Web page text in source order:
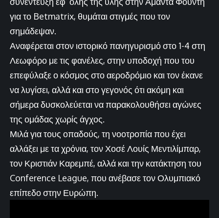
για το Betmatrix, θυμάται στιγμές που τον
σημάδεψαν.
Αναφέρεται στον ιστορικό πανηγυρισμό στο 1-4 στη
Λεωφόρο με τις φανέλες, στην υποδοχή που του
επεφύλαξε ο κόσμος στο αεροδρόμιο και τον έκανε
να λυγίσει, αλλά και στο γεγονός ότι ακόμη και
σήμερα δυσκολεύεται να παρακολουθήσει αγώνες
της ομάδας χωρίς άγχος.
Μιλά για τους οπαδούς, τη νοοτροπία που έχει
αλλάξει με τα χρόνια, τον Χοσέ Λουίς Μεντιλίμπαρ,
τον Κριστιάν Καρεμπέ, αλλά και την κατάκτηση του
Conference League, που ανέβασε τον Ολυμπιακό
επίπεδο στην Ευρώπη.